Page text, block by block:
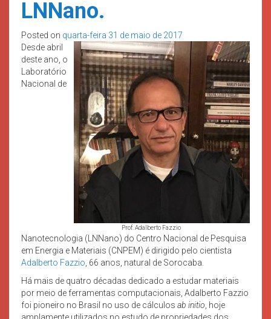
LNNano.
Posted on quarta-feira 31 de maio de 2017
Prof. Adalberto Fazzio
Desde abril
deste ano, o
Laboratório
Nacional de
Nanotecnologia (LNNano) do Centro Nacional de Pesquisa
em Energia e Materiais (CNPEM) é dirigido pelo cientista
Adalberto Fazzio , 66 anos, natural de Sorocaba.
Há mais de quatro décadas dedicado a estudar materiais
por meio de ferramentas computacionais, Adalberto Fazzio
foi pioneiro no Brasil no uso de cálculos ab initio , hoje